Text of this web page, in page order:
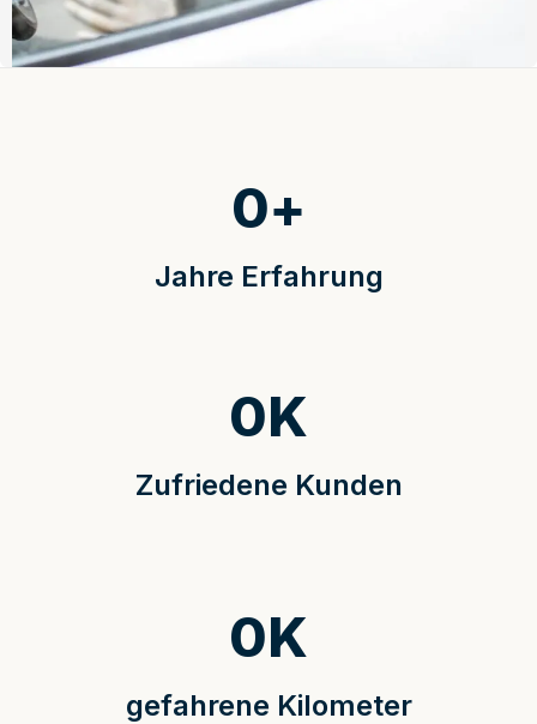
Jahre Erfahrung
0+
Zufriedene Kunden
0K
gefahrene Kilometer
0K